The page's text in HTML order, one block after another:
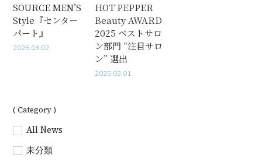
SOURCE MEN’S
Style『センター
パート』
2025.03.02
HOT PEPPER
Beauty AWARD
2025 ベストサロ
ン部門 “注目サロ
ン” 選出
2025.03.01
( Category )
All News
未分類